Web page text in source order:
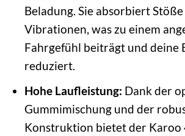
Beladung. Sie absorbiert
Vibrationen, was zu einem
Fahrgefühl beiträgt und deine
reduziert.
Hohe Laufleistung: Dank der
Gummimischung und der
Konstruktion bietet der Karoo